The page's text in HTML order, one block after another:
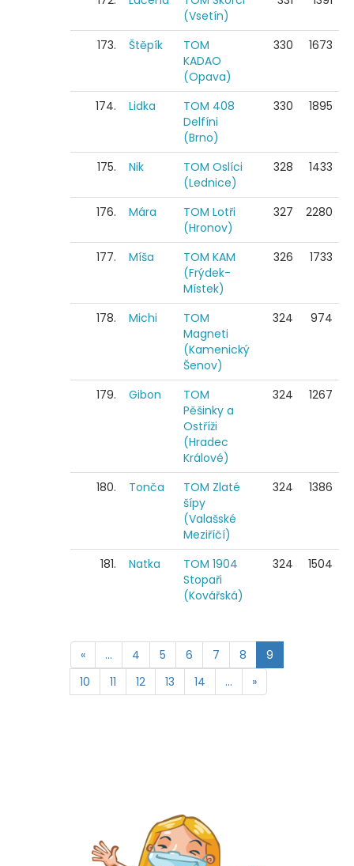
(Vsetín)
173. Štěpík
TOM
KADAO
(Opava)
330 1673
174. Lidka
TOM 408
Delfíni
(Brno)
330 1895
175. Nik
TOM Oslíci
(Lednice)
328 1433
176. Mára
TOM Lotři
(Hronov)
327 2280
177. Míša
TOM KAM
(Frýdek-
Místek)
326 1733
178. Michi
TOM
Magneti
(Kamenický
Šenov)
324 974
179. Gibon
TOM
Pěšinky a
Ostříži
(Hradec
Králové)
324 1267
180. Tonča
TOM Zlaté
šípy
(Valašské
Meziříčí)
324 1386
181. Natka
TOM 1904
Stopaři
(Kovářská)
324 1504
« … 4 5 6 7 8
9
10
11 12 13 14 … »